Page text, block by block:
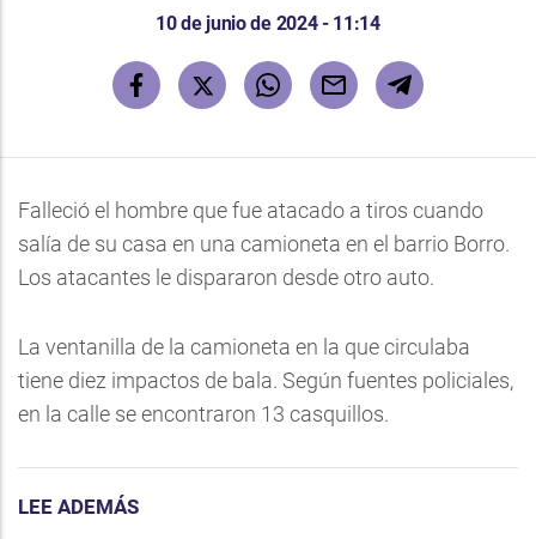
10 de junio de 2024 - 11:14
Falleció el hombre que fue atacado a tiros cuando
salía de su casa en una camioneta en el barrio Borro.
Los atacantes le dispararon desde otro auto.
La ventanilla de la camioneta en la que circulaba
tiene diez impactos de bala. Según fuentes policiales,
en la calle se encontraron 13 casquillos.
LEE ADEMÁS